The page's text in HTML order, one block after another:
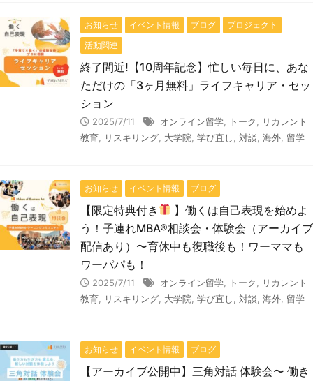
お知らせ イベント情報 ブログ
プロジェクト
活動関連
終了間近!【10周年記念】忙しい毎日に、あな
ただけの「3ヶ月無料」ライフキャリア・セッ
ション
2025/7/11 オンライン留学 トーク
リカレント
教育
リスキリング 大学院 学び直し 対談 海外 留学
お知らせ イベント情報 ブログ
【限定特典付き
】働くは自己表現を始めよ
う！子連れMBA®相談会・体験会（アーカイブ
配信あり）〜育休中も復職後も！ワーママも
ワーパパも！
2025/7/11 オンライン留学 トーク
リカレント
教育
リスキリング 大学院 学び直し 対談 海外 留学
お知らせ イベント情報 ブログ
【アーカイブ公開中】三角対話 体験会〜 働き